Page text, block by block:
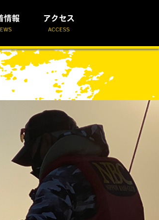
情報 アクセス
ACCESS